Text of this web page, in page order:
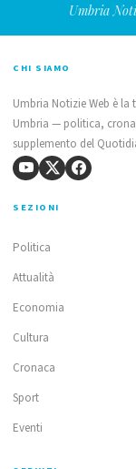
Umbria
CHI SIAMO
Umbria Notizie Web è
Umbria — politica,
supplemento del
SEZIONI
Politica
Attualità
Economia
Cultura
Cronaca
Sport
Eventi